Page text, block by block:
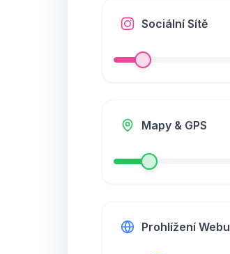
Sociální Sítě
Mapy & GPS
Prohlížení Webu